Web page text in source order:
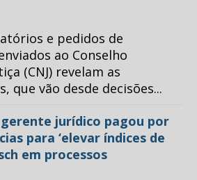
e pedidos de
ao Conselho
(CNJ) revelam as
que vão desde decisões...
jurídico pagou por
para ‘elevar índices de
em processos